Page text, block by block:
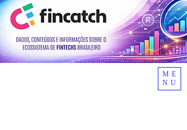
ME
NU